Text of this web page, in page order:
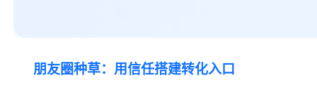
朋友圈种草：用信任搭建转化入口